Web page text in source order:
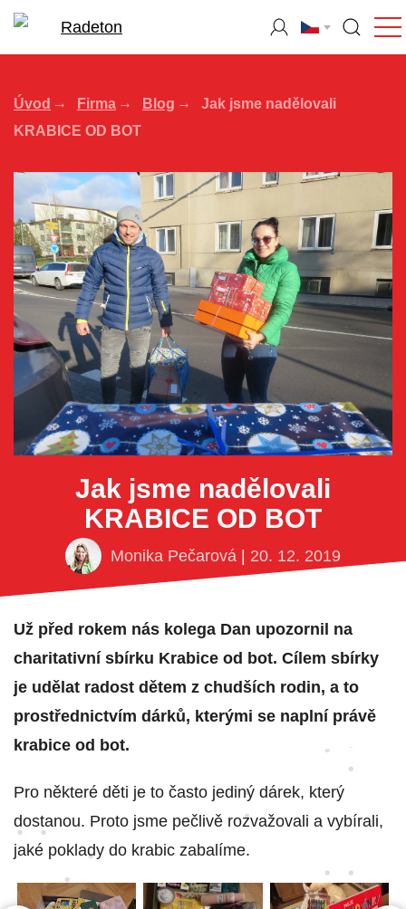
Úvod Firma Blog
Jak jsme nadělovali
KRABICE OD BOT
Jak jsme nadělovali
KRABICE OD BOT
Monika Pečarová 20. 12. 2019
Už před rokem nás kolega Dan upozornil na
charitativní sbírku Krabice od bot. Cílem sbírky
je udělat radost dětem z chudších rodin, a to
prostřednictvím dárků, kterými se naplní právě
krabice od bot.
Pro některé děti je to často jediný dárek, který
dostanou. Proto jsme pečlivě rozvažovali a vybírali,
jaké poklady do krabic zabalíme.